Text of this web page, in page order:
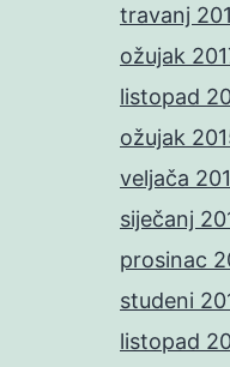
travanj
ožujak
listopad
ožujak
veljača
siječanj
prosinac
studeni
listopad